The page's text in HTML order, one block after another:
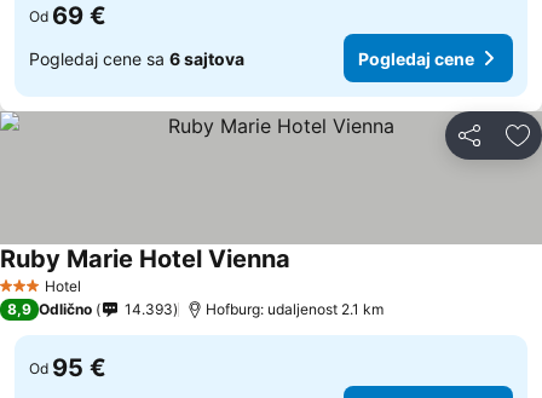
Od 69 €
Pogledaj cene sa 6 sajtova Pogledaj cene
Deli
3 Zvezdice
Hotel
Ruby Marie Hotel Vienna
8,9 Odlično 14.393 Hofburg: udaljenost 2.1 km
Od 95 €